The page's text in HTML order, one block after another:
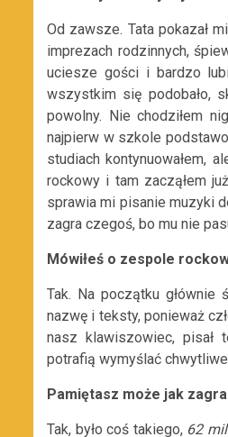
Od zawsze. Tata pokazał
imprezach rodzinnych,
uciesze gości i bardzo
wszystkim się podobało,
powolny. Nie chodziłem
najpierw w szkole
studiach kontynuowałem,
rockowy i tam zacząłem
sprawia mi pisanie muzyki
zagra czegoś, bo mu nie
Mówiłeś o zespole
Tak. Na początku
nazwę i teksty, ponieważ
nasz klawiszowiec, pisał
potrafią wymyślać
Pamiętasz może jak
Tak, było coś takiego, 62